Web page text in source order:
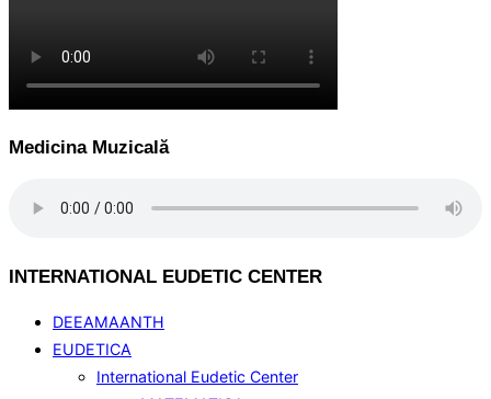
Medicina Muzicală
INTERNATIONAL EUDETIC CENTER
DEEAMAANTH
EUDETICA
International Eudetic Center